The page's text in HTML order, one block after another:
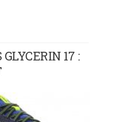
GLYCERIN 17 :